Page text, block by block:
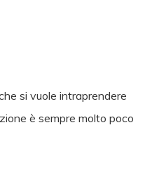
si vuole intraprendere
è sempre molto poco